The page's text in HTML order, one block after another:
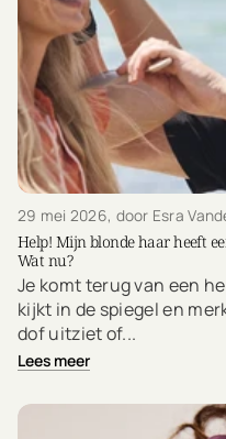
29 mei 2026, door Esra
Help! Mijn blonde haar heeft
Wat nu?
Je komt terug van een
kijkt in de spiegel en
dof uitziet of...
Lees meer